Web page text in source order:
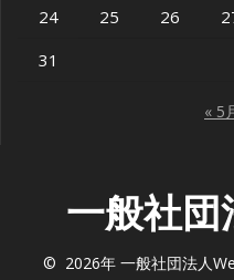
24
25 26
31
« 5
一般社
© 2026年 一般社団法人